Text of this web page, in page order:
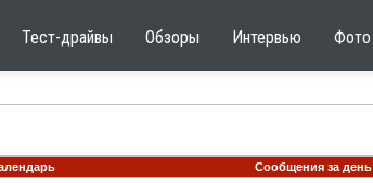
Тест-драйвы Обзоры Интервью Фото
Сообщения за день